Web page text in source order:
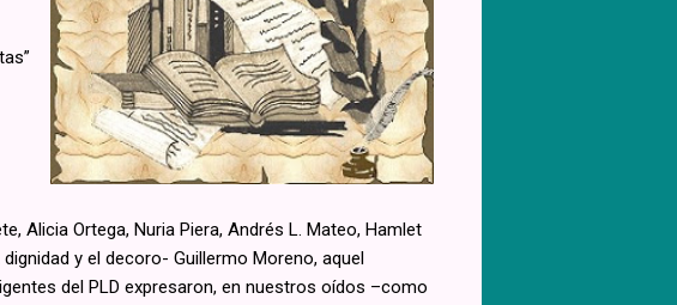
Alicia Ortega, Nuria Piera, Andrés L. Mateo, Hamlet
y el decoro- Guillermo Moreno, aquel
del PLD expresaron, en nuestros oídos –como